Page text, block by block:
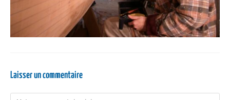
Laisser un commentaire